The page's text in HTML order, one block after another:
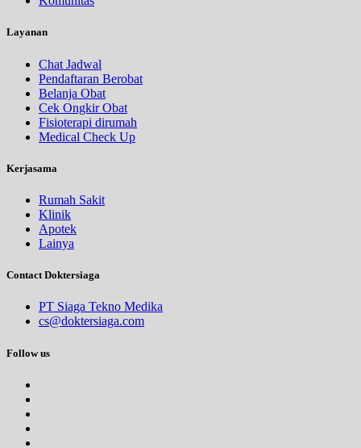
Layanan
Chat Jadwal
Pendaftaran Berobat
Belanja Obat
Cek Ongkir Obat
Fisioterapi dirumah
Medical Check Up
Kerjasama
Rumah Sakit
Klinik
Apotek
Lainya
Contact Doktersiaga
PT Siaga Tekno Medika
cs@doktersiaga.com
Follow us